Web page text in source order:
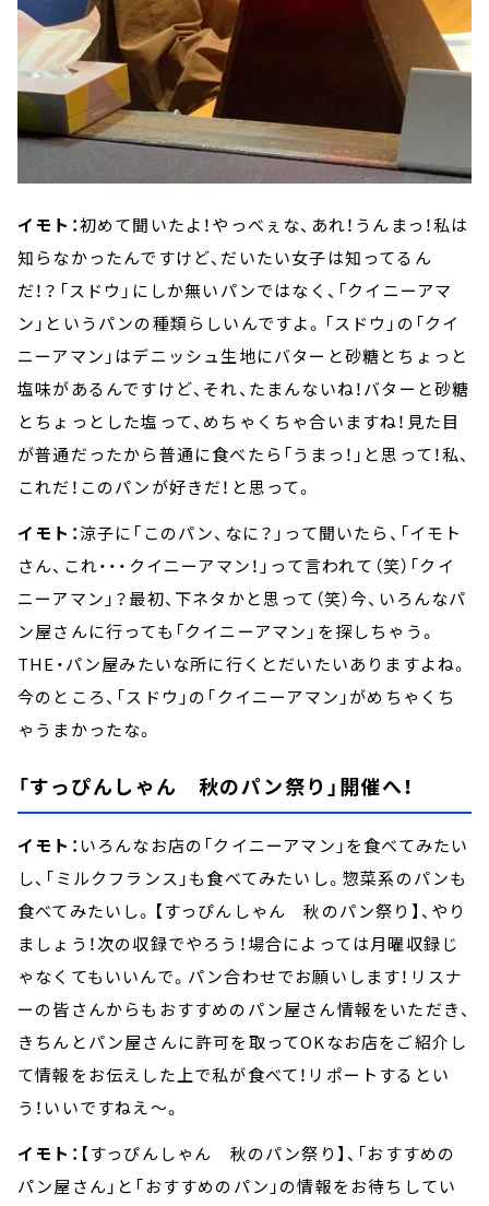
イモト：初めて聞いたよ！やっべぇな、あれ！うんまっ！私は
知らなかったんですけど、だいたい女子は知ってるん
だ！？「スドウ」にしか無いパンではなく、「クイニーアマ
ン」というパンの種類らしいんですよ。「スドウ」の「クイ
ニーアマン」はデニッシュ生地にバターと砂糖とちょっと
塩味があるんですけど、それ、たまんないね！バターと砂糖
とちょっとした塩って、めちゃくちゃ合いますね！見た目
が普通だったから普通に食べたら「うまっ！」と思って！私、
これだ！このパンが好きだ！と思って。
イモト：涼子に「このパン、なに？」って聞いたら、「イモト
さん、これ・・・クイニーアマン！」って言われて（笑）「クイ
ニーアマン」？最初、下ネタかと思って（笑）今、いろんなパ
ン屋さんに行っても「クイニーアマン」を探しちゃう。
THE・パン屋みたいな所に行くとだいたいありますよね。
今のところ、「スドウ」の「クイニーアマン」がめちゃくち
ゃうまかったな。
「すっぴんしゃん 秋のパン祭り」開催へ！
イモト： いろんなお店の「クイニーアマン」を食べてみたい
し、「ミルクフランス」も食べてみたいし。惣菜系のパンも
食べてみたいし。【すっぴんしゃん 秋のパン祭り】、やり
ましょう！次の収録でやろう！場合によっては月曜収録じ
ゃなくてもいいんで。パン合わせでお願いします！リスナ
ーの皆さんからもおすすめのパン屋さん情報をいただき、
きちんとパン屋さんに許可を取ってOKなお店をご紹介し
て情報をお伝えした上で私が食べて！リポートするとい
う！いいですねえ～。
イモト： 【すっぴんしゃん 秋のパン祭り】、「おすすめの
パン屋さん」と「おすすめのパン」の情報をお待ちしてい